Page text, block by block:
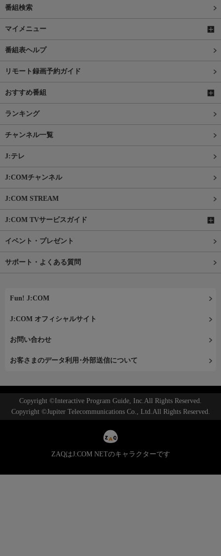
番組検索
マイメニュー
番組表ヘルプ
リモート録画予約ガイド
おすすめ番組
ランキング
チャンネル一覧
J:テレ
J:COMチャンネル
J:COM STREAM
J:COM TVサービスガイド
イベント・プレゼント
サポート・よくある質問
Fun! J:COM
J:COM オフィシャルサイト
お問い合わせ
お客さまのデータ利用･外部送信について
Copyright ©Interactive Program Guide, Inc.All Rights Reserved.
Copyright ©Jupiter Telecommunications Co., Ltd.All Rights Reserved.
ZAQはJ:COM NETのキャラクターです